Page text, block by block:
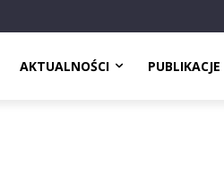
AKTUALNOŚCI PUBLIKACJE